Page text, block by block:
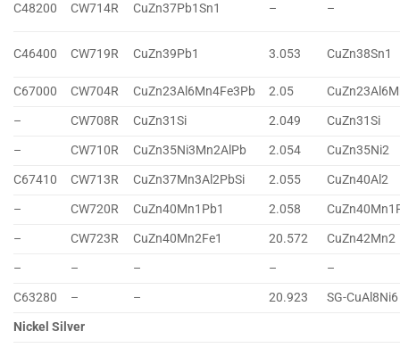
C48200 CW714R CuZn37Pb1Sn1 – –
C46400 CW719R CuZn39Pb1 3.053 CuZn38Sn1
C67000 CW704R CuZn23Al6Mn4Fe3Pb 2.05
–
CW708R CuZn31Si 2.049
CuZn31Si
–
CW710R CuZn35Ni3Mn2AlPb 2.054
CuZn35Ni2
C67410
CW713R CuZn37Mn3Al2PbSi 2.055
CuZn40Al2
–
CW720R CuZn40Mn1Pb1 2.058
–
CW723R CuZn40Mn2Fe1 20.572
CuZn42Mn2
–
– – –
–
C63280
– – 20.923
SG-CuAl8Ni6
Nickel Silver